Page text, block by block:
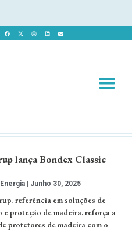
lança Bondex Classic
Junho 30, 2025
referência em soluções de
e proteção de madeira, reforça a
protetores de madeira com o